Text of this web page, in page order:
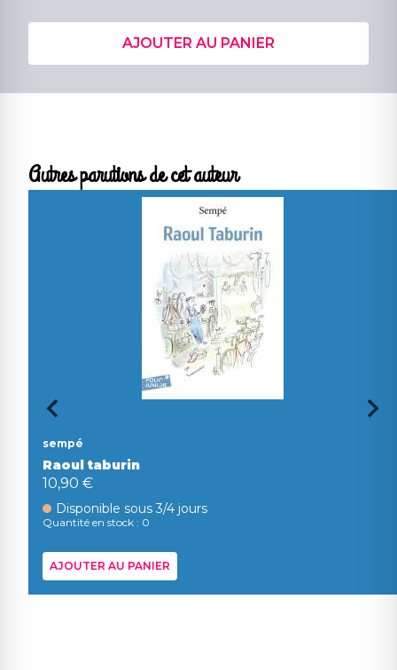
AJOUTER AU PANIER
Autres parutions de cet auteur
sempé
Raoul taburin
10,90 €
Disponible sous 3/4 jours
Quantité en stock : 0
AJOUTER AU PANIER